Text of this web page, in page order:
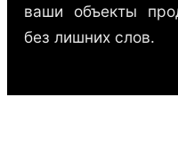
ваши объекты
без лишних слов.